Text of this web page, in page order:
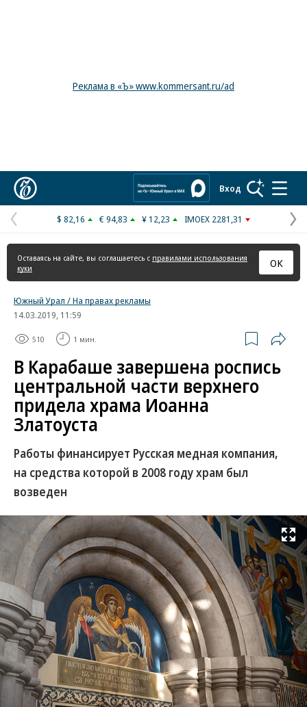
Реклама в «Ъ» www.kommersant.ru/ad
Вход
Предыдущая
страница
$ 82,16 € 94,83 ¥ 12,23 IMOEX 2281,31
Оставаясь на сайте, вы соглашаетесь с правилами использования
куки
ОК
Южный Урал / На правах рекламы
14.03.2019, 11:59
510 1 мин.
В Карабаше завершена роспись
центральной части верхнего
придела храма Иоанна
Златоуста
Работы финансирует Русская медная компания,
на средства которой в 2008 году храм был
возведен
Развернуть